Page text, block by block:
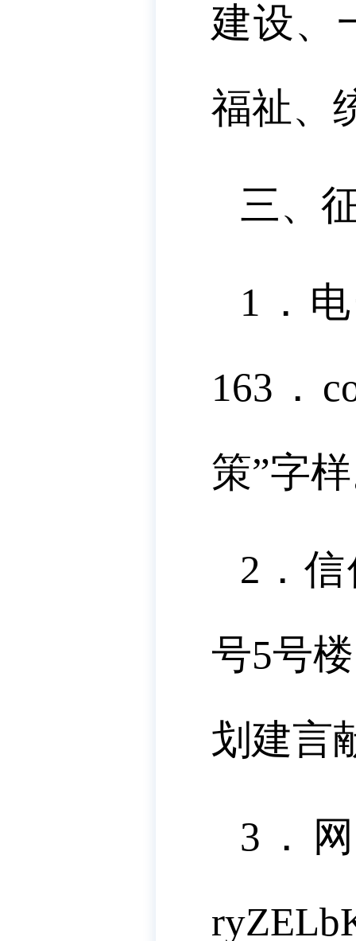
建设、
福祉、
三、
1．
163．
策”字
2．
号5号
划建言
3．